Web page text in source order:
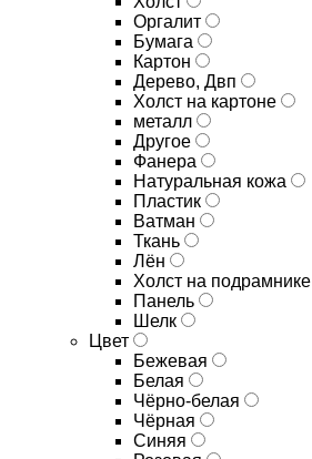
Оргалит
Бумага
Картон
Дерево, Двп
Холст на картоне
металл
Другое
Фанера
Натуральная кожа
Пластик
Ватман
Ткань
Лён
Холст на подрамнике
Панель
Шелк
Цвет
Бежевая
Белая
Чёрно-белая
Чёрная
Синяя